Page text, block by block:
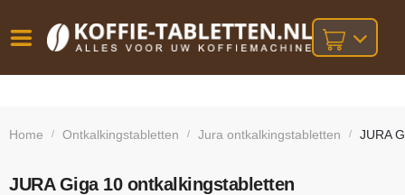
besteld,
bij orders
Home / Ontkalkingstabletten / Jura ontkalkingstabletten / JURA
JURA Giga 10 ontkalkingstabletten